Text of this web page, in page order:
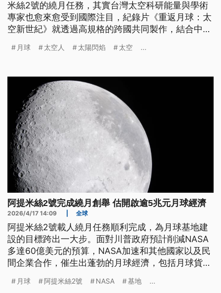
米絲2號的繞月任務，其實台灣太空科研能量與學術
專家也愈來愈受到國際注目，紀錄片《重返月球：太
空新世紀》就透過高規格的跨國共同製作，結合中央
開，融合戲劇張力與嚴謹的科學驗證，直擊阿提米絲
月球 太空人 太陽閃焰 太空 ...
阿提米絲2號完成繞月創舉 估開啟逾5兆元月球經濟
2026/4/17 14:09 全球
阿提米絲2號載人繞月任務順利完成，為月球基地建
設的目標跨出一大步。面對川普政府預計削減NASA
多達60億美元的預算，NASA加速和其他國家以及民
間企業合作，催生出蓬勃的月球經濟，包括月球貨
20年帶動的經濟產值高達1700億美元，約合新台幣5
月球 阿提米絲2號 NASA 基地 ...